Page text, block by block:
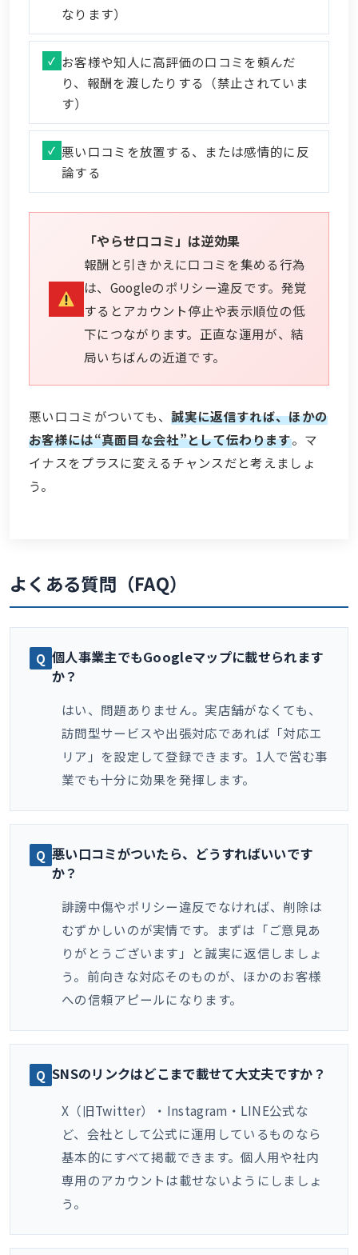
なります）
お客様や知人に高評価の口コミを頼んだ
り、報酬を渡したりする（禁止されていま
す）
悪い口コミを放置する、または感情的に反
論する
「やらせ口コミ」は逆効果
報酬と引きかえに口コミを集める行為
は、Googleのポリシー違反です。発覚
するとアカウント停止や表示順位の低
下につながります。正直な運用が、結
局いちばんの近道です。
悪い口コミがついても、誠実に返信すれば、ほかの
お客様には“真面目な会社”として伝わります。マ
イナスをプラスに変えるチャンスだと考えましょ
う。
よくある質問（FAQ）
個人事業主でもGoogleマップに載せられます
か？
はい、問題ありません。実店舗がなくても、
訪問型サービスや出張対応であれば「対応エ
リア」を設定して登録できます。1人で営む事
業でも十分に効果を発揮します。
悪い口コミがついたら、どうすればいいです
か？
誹謗中傷やポリシー違反でなければ、削除は
むずかしいのが実情です。まずは「ご意見あ
りがとうございます」と誠実に返信しましょ
う。前向きな対応そのものが、ほかのお客様
への信頼アピールになります。
SNSのリンクはどこまで載せて大丈夫ですか？
X（旧Twitter）・Instagram・LINE公式な
ど、会社として公式に運用しているものなら
基本的にすべて掲載できます。個人用や社内
専用のアカウントは載せないようにしましょ
う。